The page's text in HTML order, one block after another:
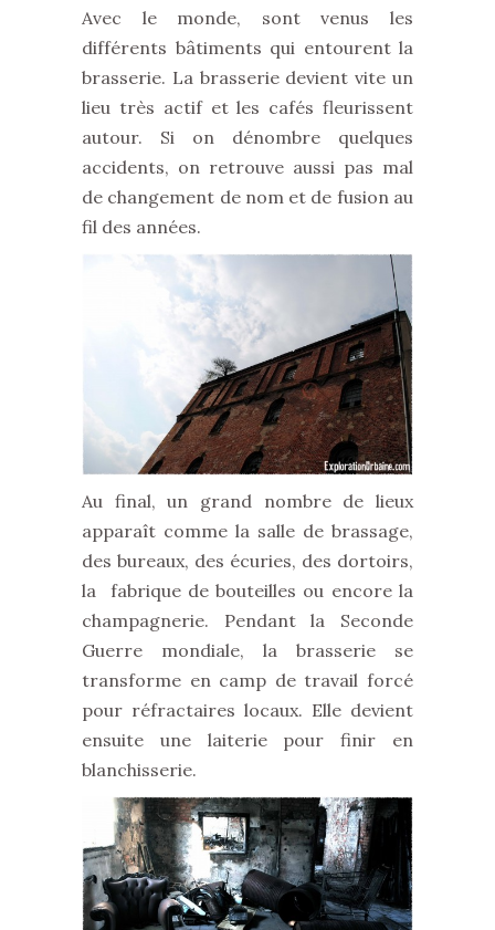
Avec le monde, sont venus les
différents bâtiments qui entourent la
brasserie. La brasserie devient vite un
lieu très actif et les cafés fleurissent
autour. Si on dénombre quelques
accidents, on retrouve aussi pas mal
de changement de nom et de fusion au
fil des années.
Au final, un grand nombre de lieux
apparaît comme la salle de brassage,
des bureaux, des écuries, des dortoirs,
la fabrique de bouteilles ou encore la
champagnerie. Pendant la Seconde
Guerre mondiale, la brasserie se
transforme en camp de travail forcé
pour réfractaires locaux. Elle devient
ensuite une laiterie pour finir en
blanchisserie.